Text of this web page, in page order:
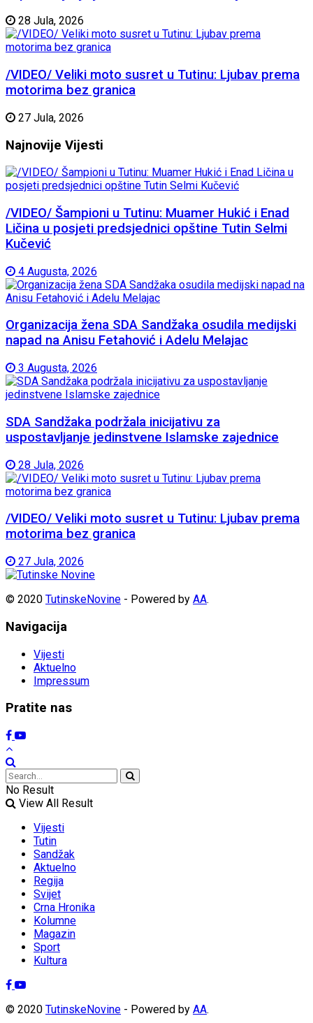
28 Jula, 2026
/VIDEO/ Veliki moto susret u Tutinu: Ljubav prema
motorima bez granica
27 Jula, 2026
Najnovije Vijesti
/VIDEO/ Šampioni u Tutinu: Muamer Hukić i Enad
Ličina u posjeti predsjednici opštine Tutin Selmi
Kučević
4 Augusta, 2026
Organizacija žena SDA Sandžaka osudila medijski
napad na Anisu Fetahović i Adelu Melajac
3 Augusta, 2026
SDA Sandžaka podržala inicijativu za
uspostavljanje jedinstvene Islamske zajednice
28 Jula, 2026
/VIDEO/ Veliki moto susret u Tutinu: Ljubav prema
motorima bez granica
27 Jula, 2026
© 2020 TutinskeNovine - Powered by AA.
Navigacija
Vijesti
Aktuelno
Impressum
Pratite nas
No Result
View All Result
Vijesti
Tutin
Sandžak
Aktuelno
Regija
Svijet
Crna Hronika
Kolumne
Magazin
Sport
Kultura
© 2020 TutinskeNovine - Powered by AA.